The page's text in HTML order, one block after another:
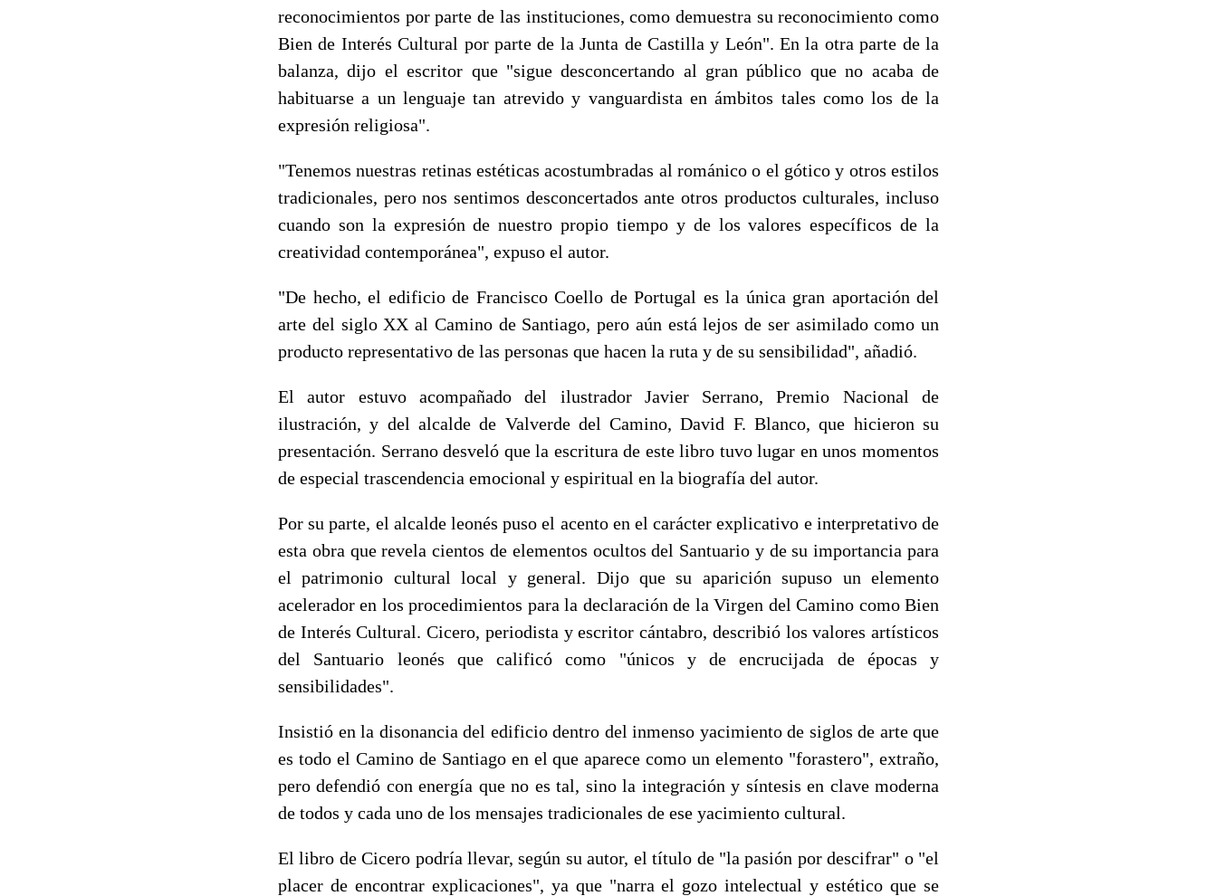
reconocimientos por parte de las instituciones, como demuestra su reconocimiento como
Bien de Interés Cultural por parte de la Junta de Castilla y León". En la otra parte de la
balanza, dijo el escritor que "sigue desconcertando al gran público que no acaba de
habituarse a un lenguaje tan atrevido y vanguardista en ámbitos tales como los de la
expresión religiosa".
"Tenemos nuestras retinas estéticas acostumbradas al románico o el gótico y otros estilos
tradicionales, pero nos sentimos desconcertados ante otros productos culturales, incluso
cuando son la expresión de nuestro propio tiempo y de los valores específicos de la
creatividad contemporánea", expuso el autor.
"De hecho, el edificio de Francisco Coello de Portugal es la única gran aportación del
arte del siglo XX al Camino de Santiago, pero aún está lejos de ser asimilado como un
producto representativo de las personas que hacen la ruta y de su sensibilidad", añadió.
El autor estuvo acompañado del ilustrador Javier Serrano, Premio Nacional de
ilustración, y del alcalde de Valverde del Camino, David F. Blanco, que hicieron su
presentación. Serrano desveló que la escritura de este libro tuvo lugar en unos momentos
de especial trascendencia emocional y espiritual en la biografía del autor.
Por su parte, el alcalde leonés puso el acento en el carácter explicativo e interpretativo de
esta obra que revela cientos de elementos ocultos del Santuario y de su importancia para
el patrimonio cultural local y general. Dijo que su aparición supuso un elemento
acelerador en los procedimientos para la declaración de la Virgen del Camino como Bien
de Interés Cultural. Cicero, periodista y escritor cántabro, describió los valores artísticos
del Santuario leonés que calificó como "únicos y de encrucijada de épocas y
sensibilidades".
Insistió en la disonancia del edificio dentro del inmenso yacimiento de siglos de arte que
es todo el Camino de Santiago en el que aparece como un elemento "forastero", extraño,
pero defendió con energía que no es tal, sino la integración y síntesis en clave moderna
de todos y cada uno de los mensajes tradicionales de ese yacimiento cultural.
El libro de Cicero podría llevar, según su autor, el título de "la pasión por descifrar" o "el
placer de encontrar explicaciones", ya que "narra el gozo intelectual y estético que se